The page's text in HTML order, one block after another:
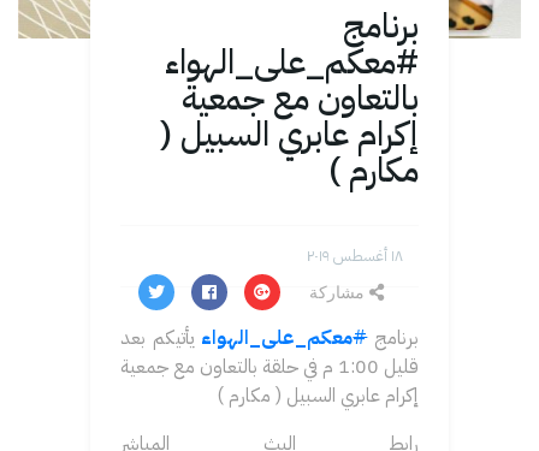
برنامج
⁧#معكم_على_الهواء⁩
بالتعاون مع جمعية
إكرام عابري السبيل (
مكارم )
مشاركة
برنامج ⁧#معكم_على_الهواء ⁩ يأتيكم بعد
قليل 1:00 م في حلقة بالتعاون مع جمعية
إكرام عابري السبيل ( مكارم )
رابط البث المباشر